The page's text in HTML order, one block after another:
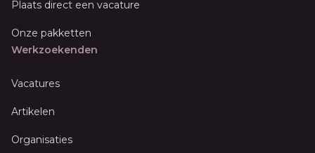
Plaats direct een vacature
Onze pakketten
Werkzoekenden
Vacatures
Artikelen
Organisaties